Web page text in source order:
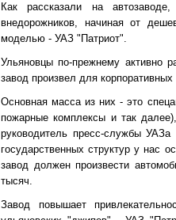
Как рассказали на
внедорожников, начиная от
моделью - УАЗ "Патриот".
Ульяновцы по-прежнему активно
завод произвел для
Основная масса из них - это
пожарные комплексы и так
руководитель пресс-службы
государственных структур у нас
завод должен произвести
тысяч.
Завод повышает